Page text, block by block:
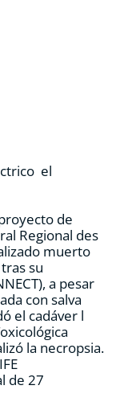
el
de
Regional des
muerto
su
a pesar
con salva
el cadáver l
la necropsia.
de 27